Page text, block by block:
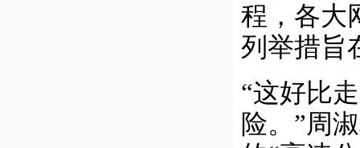
程，各大
列举措旨
“这好比
险。”周